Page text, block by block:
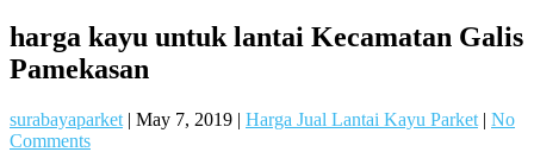
harga kayu untuk lantai Kecamatan Galis
Pamekasan
surabayaparket | May 7, 2019 | Harga Jual Lantai Kayu Parket | No
Comments